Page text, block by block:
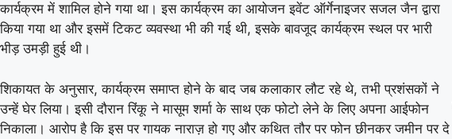
कार्यक्रम में शामिल होने गया था। इस कार्यक्रम का आयोजन इवेंट ऑर्गेनाइजर सजल जैन द्वारा
किया गया था और इसमें टिकट व्यवस्था भी की गई थी, इसके बावजूद कार्यक्रम स्थल पर भारी
भीड़ उमड़ी हुई थी।
शिकायत के अनुसार, कार्यक्रम समाप्त होने के बाद जब कलाकार लौट रहे थे, तभी प्रशंसकों ने
उन्हें घेर लिया। इसी दौरान रिंकू ने मासूम शर्मा के साथ एक फोटो लेने के लिए अपना आईफोन
निकाला। आरोप है कि इस पर गायक नाराज़ हो गए और कथित तौर पर फोन छीनकर जमीन पर दे